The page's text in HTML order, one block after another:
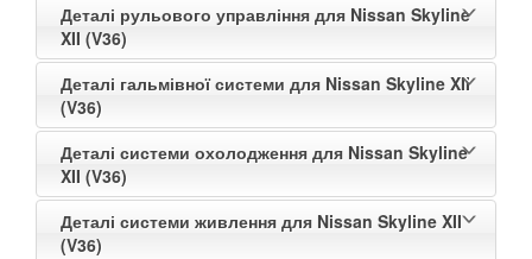
Деталі рульового управління для Nissan Skyline
XII (V36)
Деталі гальмівної системи для Nissan Skyline XII
(V36)
Деталі системи охолодження для Nissan Skyline
XII (V36)
Деталі системи живлення для Nissan Skyline XII
(V36)